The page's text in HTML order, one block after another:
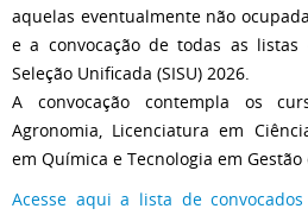
aquelas eventualmente não
e a convocação de todas as
Seleção Unificada (SISU) 2026.
A convocação contempla os
Agronomia, Licenciatura em
em Química e Tecnologia em
Acesse aqui a lista de